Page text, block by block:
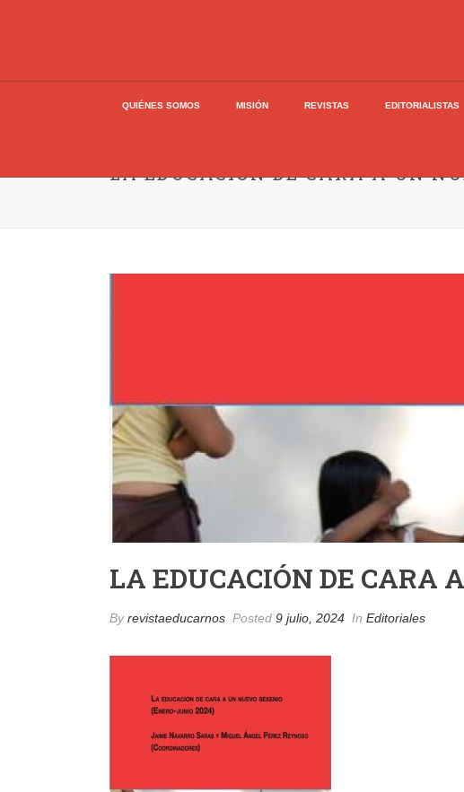
QUIÉNES SOMOS MISIÓN REVISTAS EDITORIALISTAS
LA EDUCACIÓN DE CARA A UN
LA EDUCACIÓN DE CARA
Byrevistaeducarnos Posted 9 julio, 2024 In Editoriales